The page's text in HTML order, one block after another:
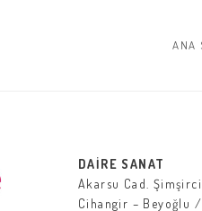
ANA
DAİRE SANAT
Akarsu Cad.
Cihangir – Beyoğlu